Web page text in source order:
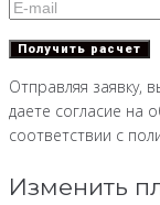
Отправляя заявку,
даете согласие на
соответствии с
Изменить